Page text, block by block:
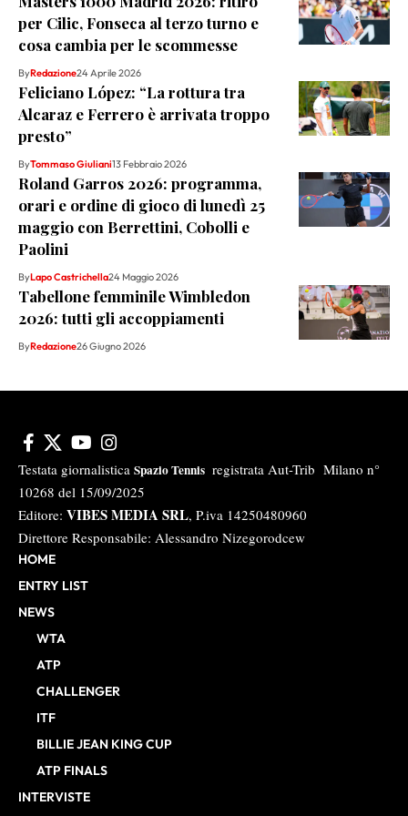
per Cilic, Fonseca al terzo turno e
cosa cambia per le scommesse
ByRedazione24 Aprile 2026
Feliciano López: “La rottura tra
Alcaraz e Ferrero è arrivata troppo
presto”
ByTommaso Giuliani13 Febbraio 2026
Roland Garros 2026: programma,
orari e ordine di gioco di lunedì 25
maggio con Berrettini, Cobolli e
Paolini
ByLapo Castrichella24 Maggio 2026
Tabellone femminile Wimbledon
2026: tutti gli accoppiamenti
ByRedazione26 Giugno 2026
Testata giornalistica Spazio Tennis registrata Aut-Trib Milano n°
10268 del 15/09/2025
Editore: VIBES MEDIA SRL, P.iva 14250480960
Direttore Responsabile: Alessandro Nizegorodcew
HOME
ENTRY LIST
NEWS
WTA
ATP
CHALLENGER
ITF
BILLIE JEAN KING CUP
ATP FINALS
INTERVISTE